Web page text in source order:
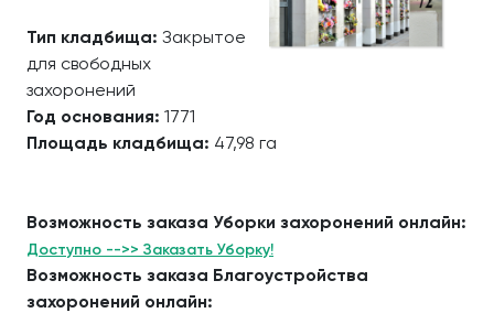
Тип кладбища: Закрытое
для свободных
захоронений
Год основания: 1771
Площадь кладбища: 47,98 га
Возможность заказа Уборки захоронений онлайн:
Доступно -->> Заказать Уборку!
Возможность заказа Благоустройства
захоронений онлайн: